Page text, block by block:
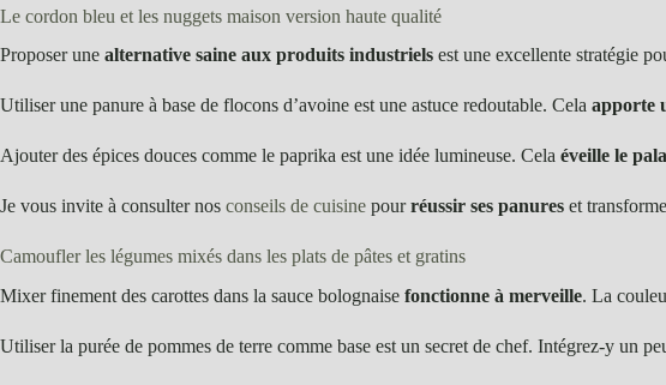
Le cordon bleu et les nuggets maison version haute qualité
Proposer une alternative saine aux produits industriels est une excellente stratégie
Utiliser une panure à base de flocons d’avoine est une astuce redoutable. Cela apporte
Ajouter des épices douces comme le paprika est une idée lumineuse. Cela éveille le
Je vous invite à consulter nos conseils de cuisine pourréussir ses panures et
Camoufler les légumes mixés dans les plats de pâtes et gratins
Mixer finement des carottes dans la sauce bolognaise fonctionne à merveille. La
Utiliser la purée de pommes de terre comme base est un secret de chef. Intégrez-y un